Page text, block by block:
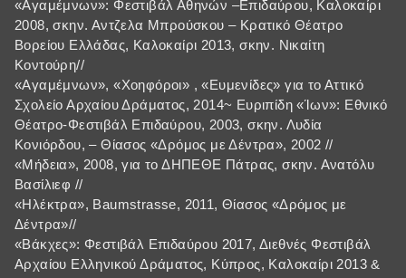
«Αγαμέμνων»: Φεστιβάλ Αθηνών –Επιδαύρου, Καλοκαίρι
2008, σκην. Αντζελα Μπρούσκου – Κρατικό Θέατρο
Βορείου Ελλάδας, Καλοκαίρι 2013, σκην. Νικαίτη
Κοντούρη//
«Αγαμέμνων», «Χοηφόροι» , «Ευμενίδες» για το Αττικό
Σχολείο Αρχαίου Δράματος, 2014~ Ευριπίδη «Ίων»: Εθνικό
Θέατρο-Φεστιβάλ Επιδαύρου, 2003, σκην. Λυδία
Κονιόρδου, – Θίασος «Δρόμος με Δέντρα», 2002 //
«Μήδεια», 2008, για το ΔΗΠΕΘΕ Πάτρας, σκην. Ανατόλυ
Βασίλιεφ //
«Ηλέκτρα», Baumstrasse, 2011, Θίασος «Δρόμος με
Δέντρα»//
«Βάκχες»: Φεστιβάλ Επιδαύρου 2017, Διεθνές Φεστιβάλ
Αρχαίου Ελληνικού Δράματος, Κύπρος, Καλοκαίρι 2013 &